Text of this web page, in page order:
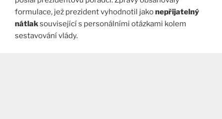
formulace, jež prezident vyhodnotil jakonepřijatelný
nátlaksouvisející s personálními otázkami kolem
sestavování vlády.